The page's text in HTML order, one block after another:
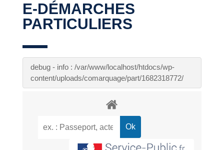
E-DÉMARCHES
PARTICULIERS
debug - info : /var/www/localhost/htdocs/wp-
content/uploads/comarquage/part/1682318772/